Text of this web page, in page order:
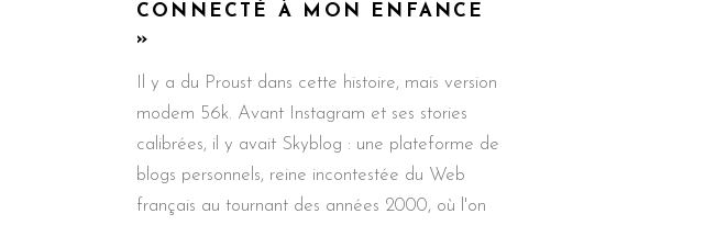
CONNECTÉ À MON ENFANCE
»
Il y a du Proust dans cette histoire, mais version
modem 56k. Avant Instagram et ses stories
calibrées, il y avait Skyblog : une plateforme de
blogs personnels, reine incontestée du Web
français au tournant des années 2000, où l'on